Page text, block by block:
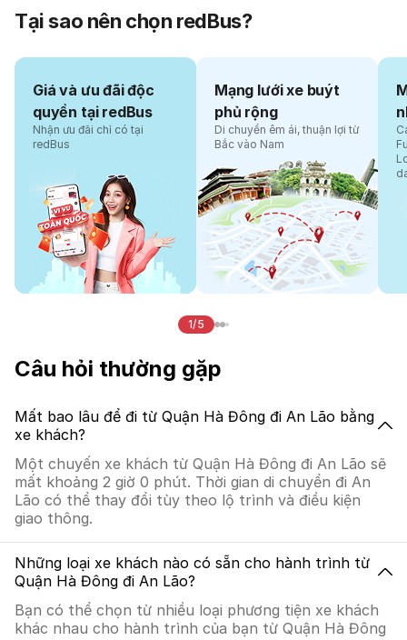
Tại sao nên chọn redBus?
Giá và ưu đãi độc
quyền tại redBus
Nhận ưu đãi chỉ có tại
redBus
Mạng lưới xe buýt
phủ rộng
Di chuyển êm ái, thuận lợi từ
Bắc vào Nam
1/5
Câu hỏi thường gặp
Mất bao lâu để đi từ Quận Hà Đông đi An Lão bằng
xe khách?
Một chuyến xe khách từ Quận Hà Đông đi An Lão sẽ
mất khoảng 2 giờ 0 phút. Thời gian di chuyển đi An
Lão có thể thay đổi tùy theo lộ trình và điều kiện
giao thông.
Những loại xe khách nào có sẵn cho hành trình từ
Quận Hà Đông đi An Lão?
Bạn có thể chọn từ nhiều loại phương tiện xe khách
khác nhau cho hành trình của bạn từ Quận Hà Đông